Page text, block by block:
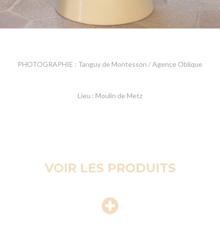
PHOTOGRAPHIE : Tanguy de Montesson / Agence Oblique
Lieu : Moulin de Metz
VOIR LES PRODUITS